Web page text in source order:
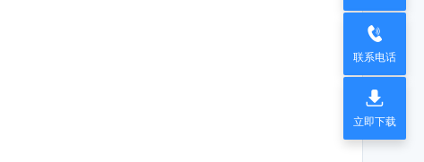

联系电话

立即下载